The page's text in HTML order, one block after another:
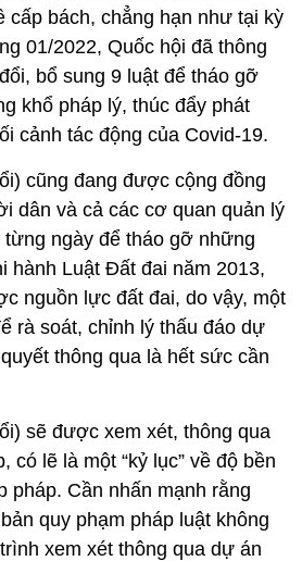
cấp bách, chẳng hạn như tại kỳ
01/2022, Quốc hội đã thông
bổ sung 9 luật để tháo gỡ
khổ pháp lý, thúc đẩy phát
cảnh tác động của Covid-19.
cũng đang được cộng đồng
dân và cả các cơ quan quản lý
ngày để tháo gỡ những
hành Luật Đất đai năm 2013,
nguồn lực đất đai, do vậy, một
rà soát, chỉnh lý thấu đáo dự
thông qua là hết sức cần
sẽ được xem xét, thông qua
có lẽ là một “kỷ lục” về độ bền
pháp. Cần nhấn mạnh rằng
quy phạm pháp luật không
xem xét thông qua dự án